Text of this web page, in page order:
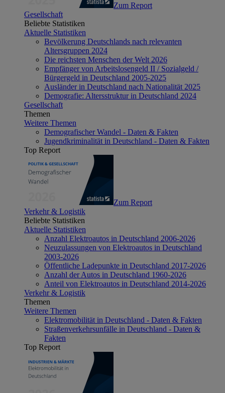
Zum Report
Gesellschaft
Beliebte Statistiken
Aktuelle Statistiken
Bevölkerung Deutschlands nach relevanten
Altersgruppen 2024
Die reichsten Menschen der Welt 2026
Empfänger von Arbeitslosengeld II / Sozialgeld /
Bürgergeld in Deutschland 2005-2025
Ausländer in Deutschland nach Nationalität 2025
Demografie: Altersstruktur in Deutschland 2024
Gesellschaft
Themen
Weitere Themen
Demografischer Wandel - Daten & Fakten
Jugendkriminalität in Deutschland - Daten & Fakten
Top Report
Zum Report
Verkehr & Logistik
Beliebte Statistiken
Aktuelle Statistiken
Anzahl Elektroautos in Deutschland 2006-2026
Neuzulassungen von Elektroautos in Deutschland
2003-2026
Öffentliche Ladepunkte in Deutschland 2017-2026
Anzahl der Autos in Deutschland 1960-2026
Anteil von Elektroautos in Deutschland 2014-2026
Verkehr & Logistik
Themen
Weitere Themen
Elektromobilität in Deutschland - Daten & Fakten
Straßenverkehrsunfälle in Deutschland - Daten &
Fakten
Top Report